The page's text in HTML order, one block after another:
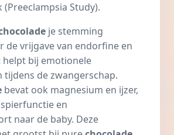
(Preeclampsia Study).
je stemming
de vrijgave van endorfine en
helpt bij emotionele
tijdens de zwangerschap.
bevat ook magnesium en ijzer,
en
naar de baby. Deze